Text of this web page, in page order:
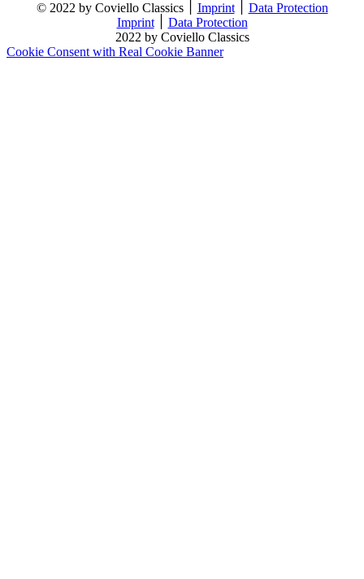
Imprint
Data Protection
Imprint
Data Protection
2022 by Coviello Classics
Cookie Consent with Real Cookie Banner